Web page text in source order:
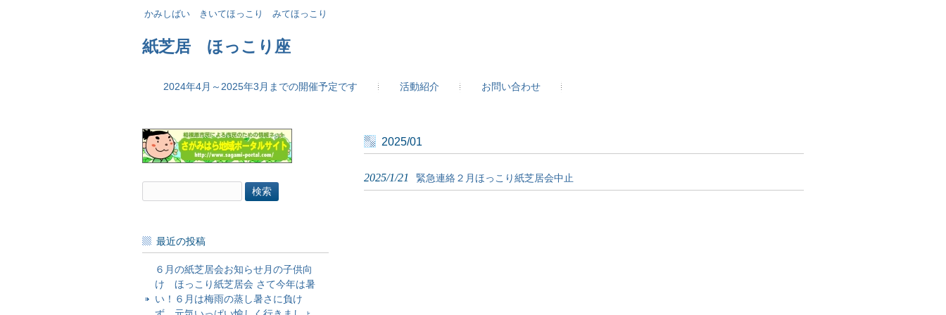
かみしばい きいてほっこり みてほっこり
紙芝居 ほっこり座
2024年4月～2025年3月までの開催予定です 活動紹介 お問い合わせ
2025/01
2025/1/21
緊急連絡２月ほっこり紙芝居会中止
索:
最近の投稿
６月の紙芝居会お知らせ月の子供向
け ほっこり紙芝居会 さて今年は暑
い！６月は梅雨の蒸し暑さに負け